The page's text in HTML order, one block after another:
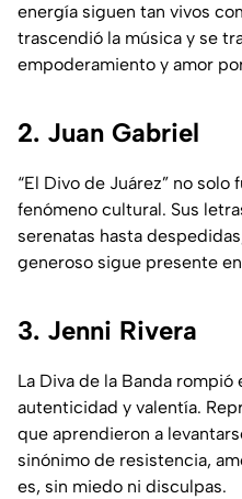
energía siguen tan vivos
trascendió la música y se
empoderamiento y amor
2. Juan Gabriel
“El Divo de Juárez” no solo
fenómeno cultural. Sus
serenatas hasta
generoso sigue presente
3. Jenni Rivera
La Diva de la Banda rompió
autenticidad y valentía.
que aprendieron a
sinónimo de resistencia,
es, sin miedo ni disculpas.